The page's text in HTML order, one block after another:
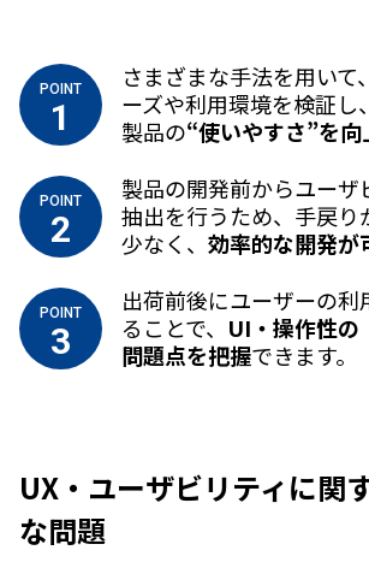
POINT
1
さまざまな手法を用いて
ーズや利用環境を検証し、
製品の“使いやすさ”を向
POINT
2
製品の開発前からユーザ
抽出を行うため、手戻り
少なく、 効率的な開発が
POINT
3
出荷前後にユーザーの利
ることで、 UI・操作性の
問題点を把握できます。
UX・ユーザビリティに関
な問題